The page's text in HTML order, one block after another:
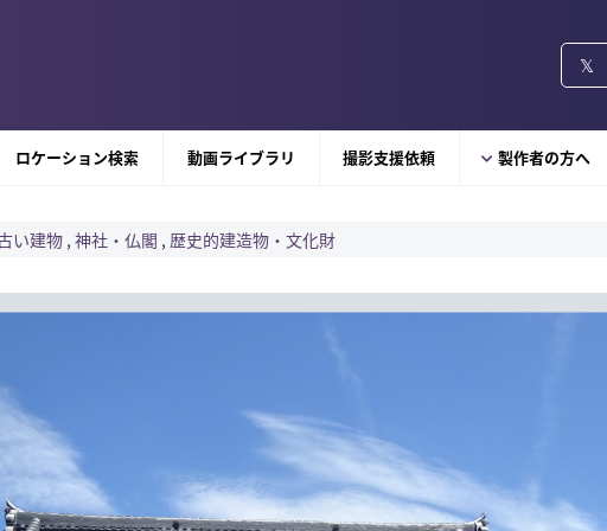
ロケーション検索 動画ライブラリ 撮影支援依頼 製作者の方へ
い建物 , 神社・仏閣 , 歴史的建造物・文化財